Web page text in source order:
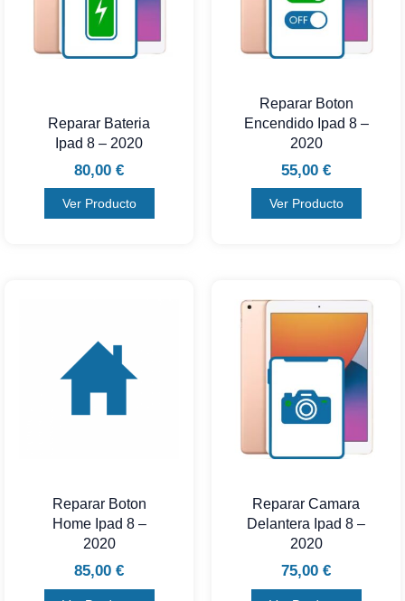
Reparar Bateria
Ipad 8 – 2020
80,00 €
Ver Producto
Reparar Boton
Encendido Ipad 8 –
2020
55,00 €
Ver Producto
Reparar Boton
Home Ipad 8 –
2020
85,00 €
Reparar Camara
Delantera Ipad 8 –
2020
75,00 €